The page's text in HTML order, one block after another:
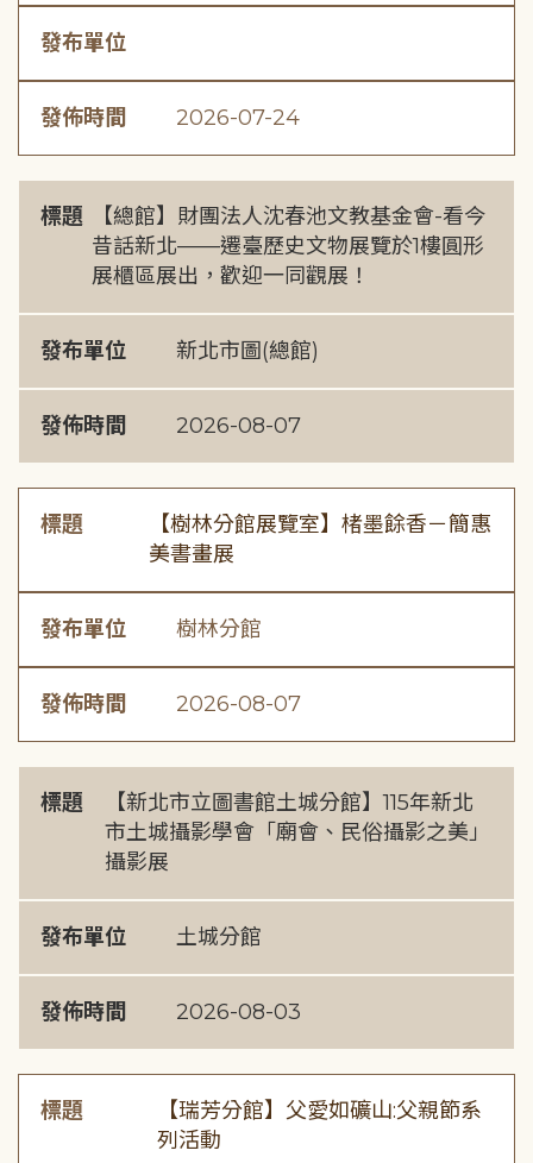
發布單位
發佈時間 2026-07-24
標題
【總館】財團法人沈春池文教基金會-看今
昔話新北——遷臺歷史文物展覽於1樓圓形
展櫃區展出，歡迎一同觀展！
發布單位 新北市圖(總館)
發佈時間 2026-08-07
標題
【樹林分館展覽室】楮墨餘香－簡惠
美書畫展
發布單位 樹林分館
發佈時間 2026-08-07
標題
【新北市立圖書館土城分館】115年新北
市土城攝影學會「廟會、民俗攝影之美」
攝影展
發布單位 土城分館
發佈時間 2026-08-03
標題
【瑞芳分館】父愛如礦山:父親節系
列活動